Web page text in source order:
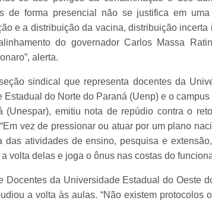
de forma presencial não se justifica em
e a distribuição da vacina, distribuição
do governador Carlos Massa
alerta.
sindical que representa docentes da
Estadual do Norte do Paraná (Uenp) e o
(Unespar), emitiu nota de repúdio contra o
vez de pressionar ou atuar por um plano
das atividades de ensino, pesquisa e
volta delas e joga o ônus nas costas do
Docentes da Universidade Estadual do Oeste
a volta às aulas. “Não existem protocolos